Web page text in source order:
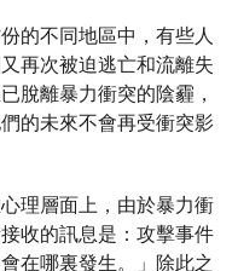
的不同地區中，有些人
再次被迫逃亡和流離失
脫離暴力衝突的陰霾，
的未來不會再受衝突影
理層面上，由於暴力衝
收的訊息是：攻擊事件
在哪裏發生。」除此之